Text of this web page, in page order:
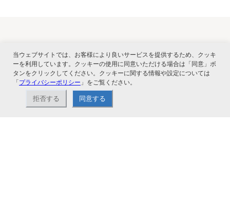
関連サービス
当ウェブサイトでは、お客様により良いサービスを提供するため、クッキ
ーを利用しています。クッキーの使用に同意いただける場合は「同意」ボ
タンをクリックしてください。クッキーに関する情報や設定については
「プライバシーポリシー 」をご覧ください。
拒否する 同意する